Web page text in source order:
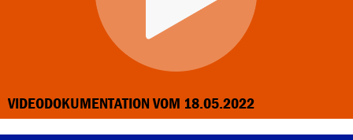
VIDEODOKUMENTATION VOM 18.05.2022